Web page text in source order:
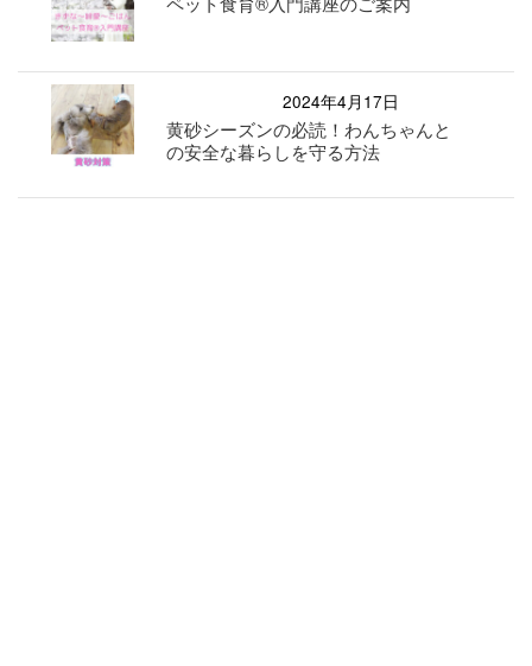
2024年4月17日
黄砂シーズンの必読！わんちゃんと
の安全な暮らしを守る方法